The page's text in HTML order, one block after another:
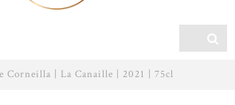
Corneilla | La Canaille | 2021 | 75cl